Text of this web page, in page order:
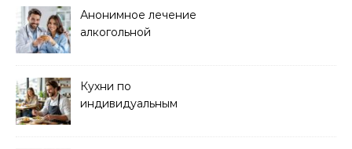
формата
Анонимное лечение
алкогольной
Кухни по
индивидуальным